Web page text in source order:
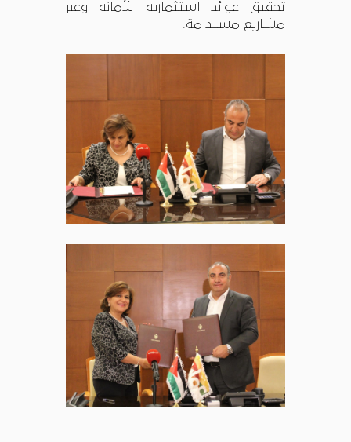
تحقيق عوائد استثمارية للأمانة وعبر
مشاريع مستدامة.